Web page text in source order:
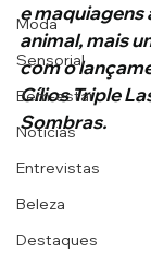
Moda
Sensorial
Bem-estar
Notícias
Entrevistas
Beleza
Destaques
e maquiagens
animal, mais
com o
Cílios Triple
Sombras.